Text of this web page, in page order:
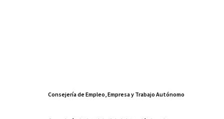
Consejería de Empleo, Empresa y Trabajo Autónomo